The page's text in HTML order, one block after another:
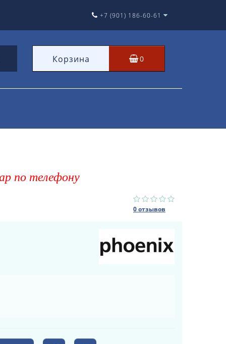
+7 (901) 186-60-61
Корзина 0
по телефону
0 отзывов